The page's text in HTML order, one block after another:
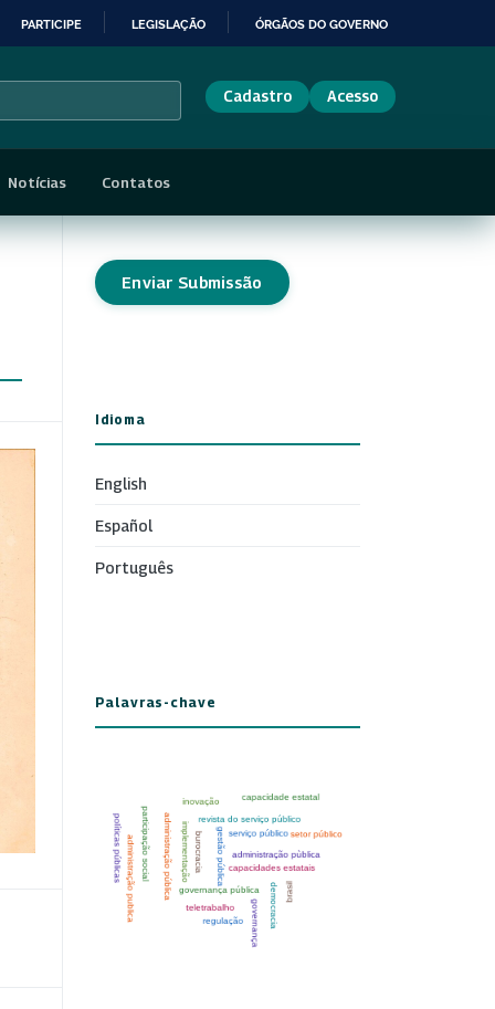
PARTICIPE LEGISLAÇÃO ÓRGÃOS DO GOVERNO
Cadastro Acesso
Notícias Contatos
Enviar Submissão
Idioma
English
Español
Português
Palavras-chave